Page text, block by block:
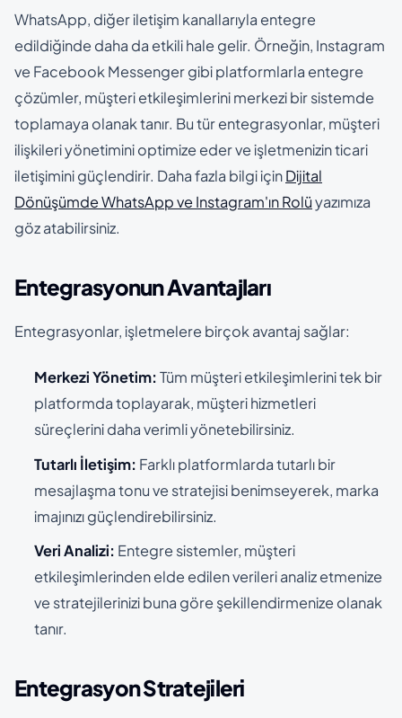
WhatsApp, diğer iletişim kanallarıyla entegre
edildiğinde daha da etkili hale gelir. Örneğin, Instagram
ve Facebook Messenger gibi platformlarla entegre
çözümler, müşteri etkileşimlerini merkezi bir sistemde
toplamaya olanak tanır. Bu tür entegrasyonlar, müşteri
ilişkileri yönetimini optimize eder ve işletmenizin ticari
iletişimini güçlendirir. Daha fazla bilgi içinDijital
Dönüşümde WhatsApp ve Instagram'ın Rolüyazımıza
göz atabilirsiniz.
Entegrasyonun Avantajları
Entegrasyonlar, işletmelere birçok avantaj sağlar:
Merkezi Yönetim:Tüm müşteri etkileşimlerini tek bir
platformda toplayarak, müşteri hizmetleri
süreçlerini daha verimli yönetebilirsiniz.
Tutarlı İletişim: Farklı platformlarda tutarlı bir
mesajlaşma tonu ve stratejisi benimseyerek, marka
imajınızı güçlendirebilirsiniz.
Veri Analizi: Entegre sistemler, müşteri
etkileşimlerinden elde edilen verileri analiz etmenize
ve stratejilerinizi buna göre şekillendirmenize olanak
tanır.
Entegrasyon Stratejileri